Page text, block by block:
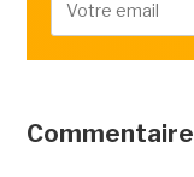
Commentaire